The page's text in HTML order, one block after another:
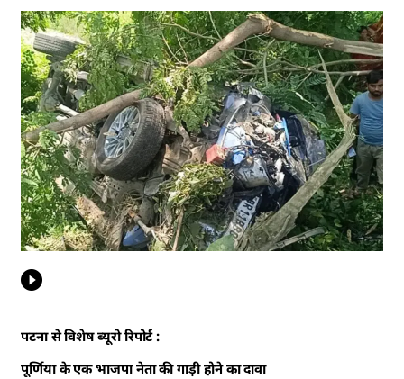
पटना से विशेष ब्यूरो रिपोर्ट :
पूर्णिया के एक भाजपा नेता की गाड़ी होने का दावा